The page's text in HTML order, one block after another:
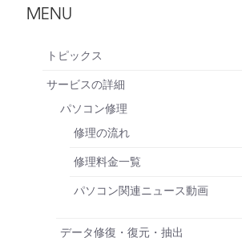
MENU
トピックス
サービスの詳細
パソコン修理
修理の流れ
修理料金一覧
パソコン関連ニュース動画
データ修復・復元・抽出